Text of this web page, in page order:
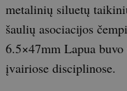
metalinių siluetų
šaulių asociacijos
6.5×47mm Lapua
įvairiose disciplinose.